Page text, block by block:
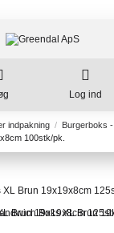
Log ind
indpakning
Burgerboks -
100stk/pk.